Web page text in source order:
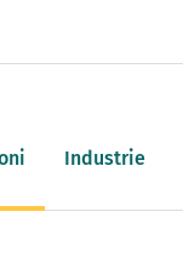
Industrie